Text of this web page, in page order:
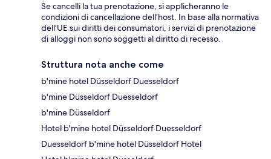
Se cancelli la tua prenotazione, si applicheranno le
condizioni di cancellazione dell’host. In base alla normativa
dell’UE sui diritti dei consumatori, i servizi di prenotazione
di alloggi non sono soggetti al diritto di recesso.
Struttura nota anche come
b'mine hotel Düsseldorf Duesseldorf
b'mine Düsseldorf Duesseldorf
b'mine Düsseldorf
Hotel b'mine hotel Düsseldorf Duesseldorf
Duesseldorf b'mine hotel Düsseldorf Hotel